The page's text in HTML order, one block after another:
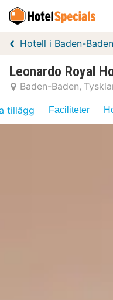
Hotell i Baden-Baden
Leonardo Royal
Baden-Baden
tillägg Faciliteter